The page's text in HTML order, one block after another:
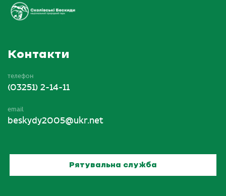
Контакти
телефон
(03251) 2-14-11
email
beskydy2005@ukr.net
Рятувальна служба